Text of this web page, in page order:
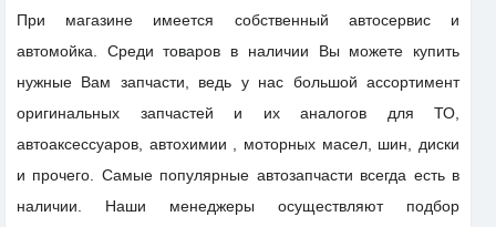
При магазине имеется собственный автосервис и
автомойка. Среди товаров в наличии Вы можете купить
нужные Вам запчасти, ведь у нас большой ассортимент
оригинальных запчастей и их аналогов для ТО,
автоаксессуаров, автохимии , моторных масел, шин, диски
и прочего. Самые популярные автозапчасти всегда есть в
наличии. Наши менеджеры осуществляют подбор